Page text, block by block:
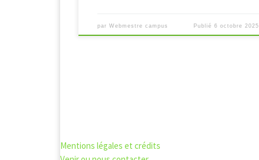
par Webmestre campus Publié6 octobre 2025
Mentions légales et crédits